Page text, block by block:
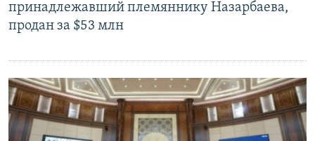
принадлежавший племяннику Назарбаева,
продан за $53 млн